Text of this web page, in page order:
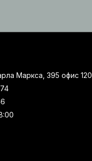
Маркса, 395 офис 120